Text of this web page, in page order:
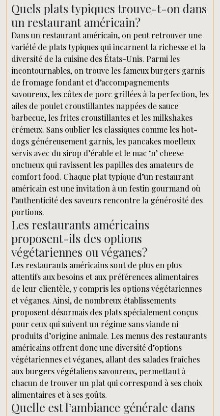
Quels plats typiques trouve-t-on dans
un restaurant américain?
Dans un restaurant américain, on peut retrouver une
variété de plats typiques qui incarnent la richesse et la
diversité de la cuisine des États-Unis. Parmi les
incontournables, on trouve les fameux burgers garnis
de fromage fondant et d’accompagnements
savoureux, les côtes de porc grillées à la perfection, les
ailes de poulet croustillantes nappées de sauce
barbecue, les frites croustillantes et les milkshakes
crémeux. Sans oublier les classiques comme les hot-
dogs généreusement garnis, les pancakes moelleux
servis avec du sirop d’érable et le mac ‘n’ cheese
onctueux qui ravissent les papilles des amateurs de
comfort food. Chaque plat typique d’un restaurant
américain est une invitation à un festin gourmand où
l’authenticité des saveurs rencontre la générosité des
portions.
Les restaurants américains
proposent-ils des options
végétariennes ou véganes?
Les restaurants américains sont de plus en plus
attentifs aux besoins et aux préférences alimentaires
de leur clientèle, y compris les options végétariennes
et véganes. Ainsi, de nombreux établissements
proposent désormais des plats spécialement conçus
pour ceux qui suivent un régime sans viande ni
produits d’origine animale. Les menus des restaurants
américains offrent donc une diversité d’options
végétariennes et véganes, allant des salades fraîches
aux burgers végétaliens savoureux, permettant à
chacun de trouver un plat qui correspond à ses choix
alimentaires et à ses goûts.
Quelle est l’ambiance générale dans